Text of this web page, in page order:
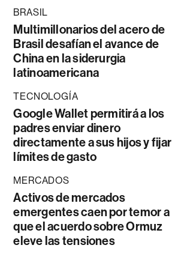
BRASIL
Multimillonarios del acero de
Brasil desafían el avance de
China en la siderurgia
latinoamericana
TECNOLOGÍA
Google Wallet permitirá a los
padres enviar dinero
directamente a sus hijos y fijar
límites de gasto
MERCADOS
Activos de mercados
emergentes caen por temor a
que el acuerdo sobre Ormuz
eleve las tensiones